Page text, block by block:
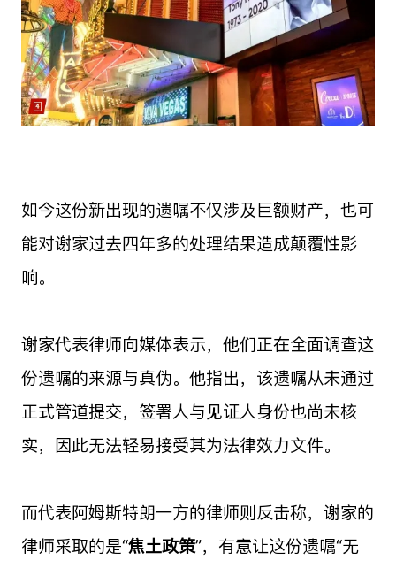
如今这份新出现的遗嘱不仅涉及巨额财产，也可
能对谢家过去四年多的处理结果造成颠覆性影
响。
谢家代表律师向媒体表示，他们正在全面调查这
份遗嘱的来源与真伪。他指出，该遗嘱从未通过
正式管道提交，签署人与见证人身份也尚未核
实，因此无法轻易接受其为法律效力文件。
而代表阿姆斯特朗一方的律师则反击称，谢家的
律师采取的是“焦土政策”，有意让这份遗嘱“无